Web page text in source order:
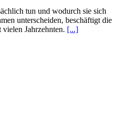
tun und wodurch sie sich
unterscheiden, beschäftigt die
Jahrzehnten. [...]